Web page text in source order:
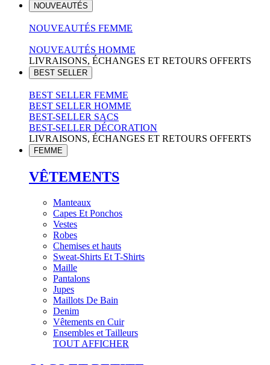
NOUVEAUTÉS
NOUVEAUTÉS FEMME
NOUVEAUTÉS HOMME
LIVRAISONS, ÉCHANGES ET RETOURS OFFERTS
BEST SELLER
BEST SELLER FEMME
BEST SELLER HOMME
BEST-SELLER SACS
BEST-SELLER DÉCORATION
LIVRAISONS, ÉCHANGES ET RETOURS OFFERTS
FEMME
VÊTEMENTS
Manteaux
Capes Et Ponchos
Vestes
Robes
Chemises et hauts
Sweat-Shirts Et T-Shirts
Maille
Pantalons
Jupes
Maillots De Bain
Denim
Vêtements en Cuir
Ensembles et Tailleurs
TOUT AFFICHER